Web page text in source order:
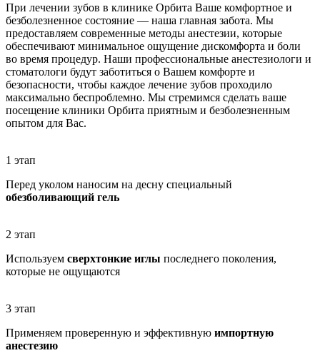
При лечении зубов в клинике Орбита Ваше комфортное и
безболезненное состояние — наша главная забота. Мы
предоставляем современные методы анестезии, которые
обеспечивают минимальное ощущение дискомфорта и боли
во время процедур. Наши профессиональные анестезиологи и
стоматологи будут заботиться о Вашем комфорте и
безопасности, чтобы каждое лечение зубов проходило
максимально беспроблемно. Мы стремимся сделать ваше
посещение клиники Орбита приятным и безболезненным
опытом для Вас.
1 этап
Перед уколом наносим на десну специальный
обезболивающий гель
2 этап
Используем сверхтонкие иглы последнего поколения,
которые не ощущаются
3 этап
Применяем проверенную и эффективную импортную
анестезию